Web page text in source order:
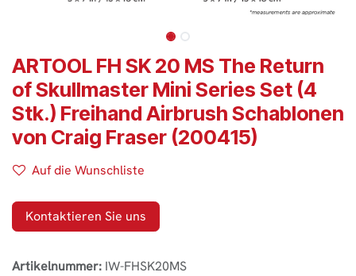
ARTOOL FH SK 20 MS The Return
of Skullmaster Mini Series Set (4
Stk.) Freihand Airbrush Schablonen
von Craig Fraser (200415)
Auf die Wunschliste
Kontaktieren Sie uns
Artikelnummer: IW-FHSK20MS